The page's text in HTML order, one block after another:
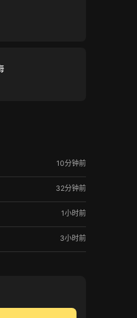
10分钟前
32分钟前
1小时前
3小时前